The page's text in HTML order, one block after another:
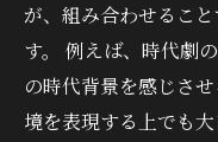
が、組み合わせるこ
す。 例えば、時代劇
の時代背景を感じさ
境を表現する上でも